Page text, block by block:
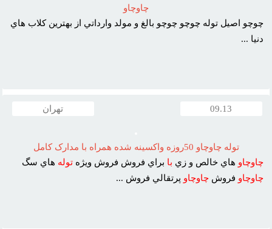
چاوچاو
چوچو اصيل توله چوچو چوچو بالغ و مولد وارداتي از بهترين کلاب هاي
دنيا ...
09.13 تهران
توله چاوچاو 50روزه واکسينه شده همراه با مدارک کامل
چاوچاو هاي خالص و زي با براي فروش فروش ويژهتوله هاي سگ
چاوچاو فروشچاوچاو پرتقالي فروش ...